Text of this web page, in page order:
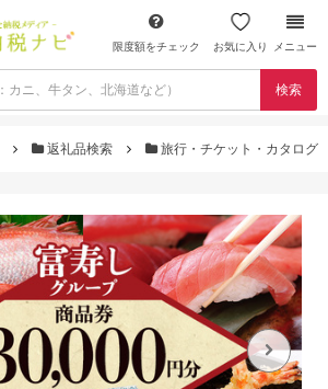
限度額をチェック お気に入り メニュー
検索
返礼品検索 旅行・チケット・カタログ